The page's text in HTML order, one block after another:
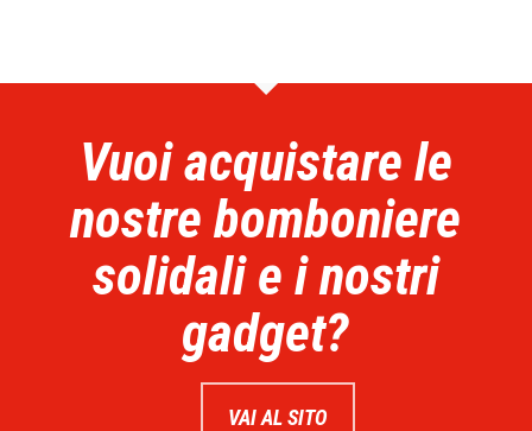
Vuoi acquistare le
nostre bomboniere
solidali e i nostri
gadget?
VAI AL SITO